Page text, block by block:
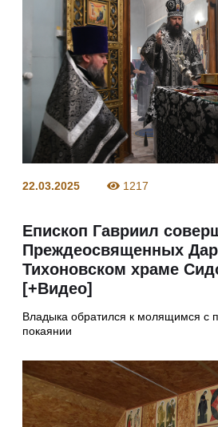
22.03.2025 1217
Епископ Гавриил
Преждеосвященных
Тихоновском храме
[+Видео]
Владыка обратился к молящимся с
покаянии